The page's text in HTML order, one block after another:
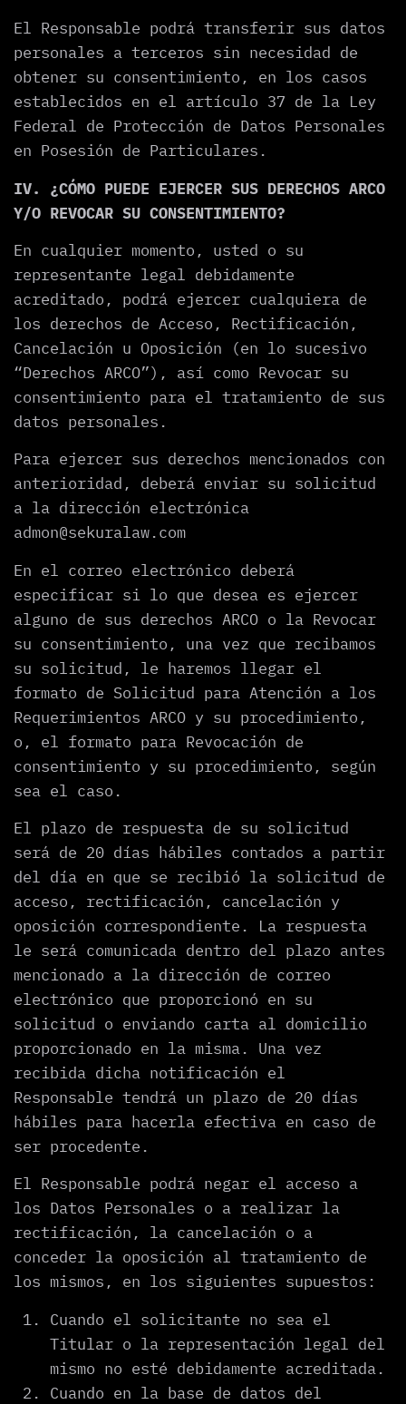
El Responsable podrá transferir sus datos
personales a terceros sin necesidad de
obtener su consentimiento, en los casos
establecidos en el artículo 37 de la Ley
Federal de Protección de Datos Personales
en Posesión de Particulares.
IV. ¿CÓMO PUEDE EJERCER SUS DERECHOS ARCO
Y/O REVOCAR SU CONSENTIMIENTO?
En cualquier momento, usted o su
representante legal debidamente
acreditado, podrá ejercer cualquiera de
los derechos de Acceso, Rectificación,
Cancelación u Oposición (en lo sucesivo
“Derechos ARCO”), así como Revocar su
consentimiento para el tratamiento de sus
datos personales.
Para ejercer sus derechos mencionados con
anterioridad, deberá enviar su solicitud
a la dirección electrónica
admon@sekuralaw.com
En el correo electrónico deberá
especificar si lo que desea es ejercer
alguno de sus derechos ARCO o la Revocar
su consentimiento, una vez que recibamos
su solicitud, le haremos llegar el
formato de Solicitud para Atención a los
Requerimientos ARCO y su procedimiento,
o, el formato para Revocación de
consentimiento y su procedimiento, según
sea el caso.
El plazo de respuesta de su solicitud
será de 20 días hábiles contados a partir
del día en que se recibió la solicitud de
acceso, rectificación, cancelación y
oposición correspondiente. La respuesta
le será comunicada dentro del plazo antes
mencionado a la dirección de correo
electrónico que proporcionó en su
solicitud o enviando carta al domicilio
proporcionado en la misma. Una vez
recibida dicha notificación el
Responsable tendrá un plazo de 20 días
hábiles para hacerla efectiva en caso de
ser procedente.
El Responsable podrá negar el acceso a
los Datos Personales o a realizar la
rectificación, la cancelación o a
conceder la oposición al tratamiento de
los mismos, en los siguientes supuestos:
Cuando el solicitante no sea el
Titular o la representación legal del
mismo no esté debidamente acreditada.
Cuando en la base de datos del